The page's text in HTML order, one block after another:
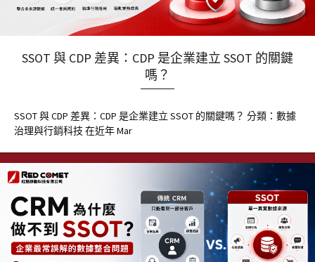
SSOT 與 CDP 差異：CDP 是企業建立 SSOT 的關鍵
嗎？
SSOT 與 CDP 差異：CDP 是企業建立 SSOT 的關鍵嗎？ 分類：數據
治理與行銷科技 在近年 Mar